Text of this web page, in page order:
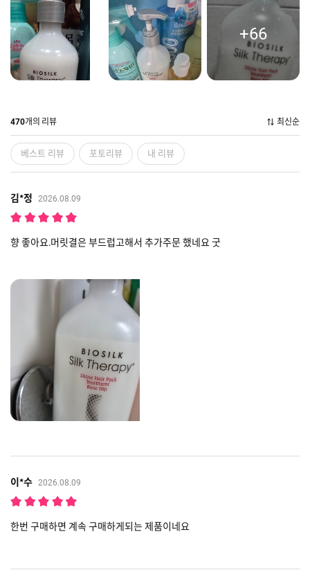
+66
470개의 리뷰 최신순
베스트 리뷰 포토리뷰 내 리뷰
김*정 2026.08.09
향 좋아요.머릿결은 부드럽고해서 추가주문 했네요 굿
이*수 2026.08.09
한번 구매하면 계속 구매하게되는 제품이네요